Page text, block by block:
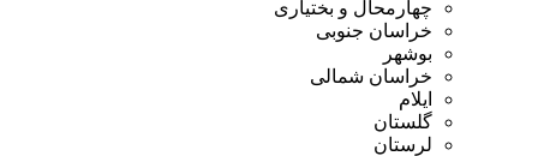
چهارمحال و بختیاری
خراسان جنوبی
بوشهر
خراسان شمالی
ایلام
گلستان
لرستان